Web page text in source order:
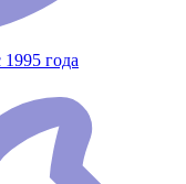
года